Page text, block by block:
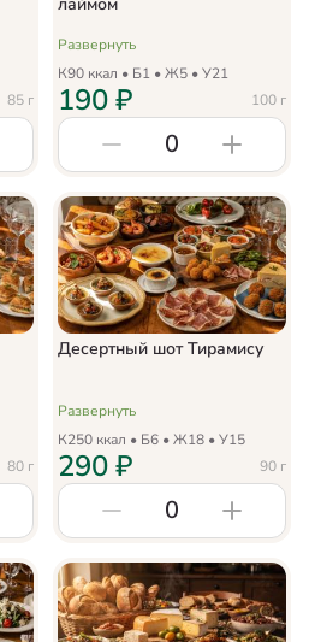
85 г
Развернуть
К90 ккал • Б1 • Ж5 • У21
100 г
190₽
0
80 г
Десертный шот Тирамису
Развернуть
К250 ккал • Б6 • Ж18 • У15
90 г
290₽
0